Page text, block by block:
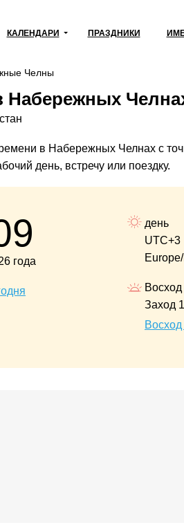
КАЛЕНДАРИ ПРАЗДНИКИ
Челны
Набережных
в Набережных Челнах с
день, встречу или поездку.
года
день
UTC+3
Заход